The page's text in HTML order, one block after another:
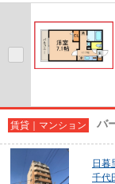
賃貸｜マンション バ
日暮
千代